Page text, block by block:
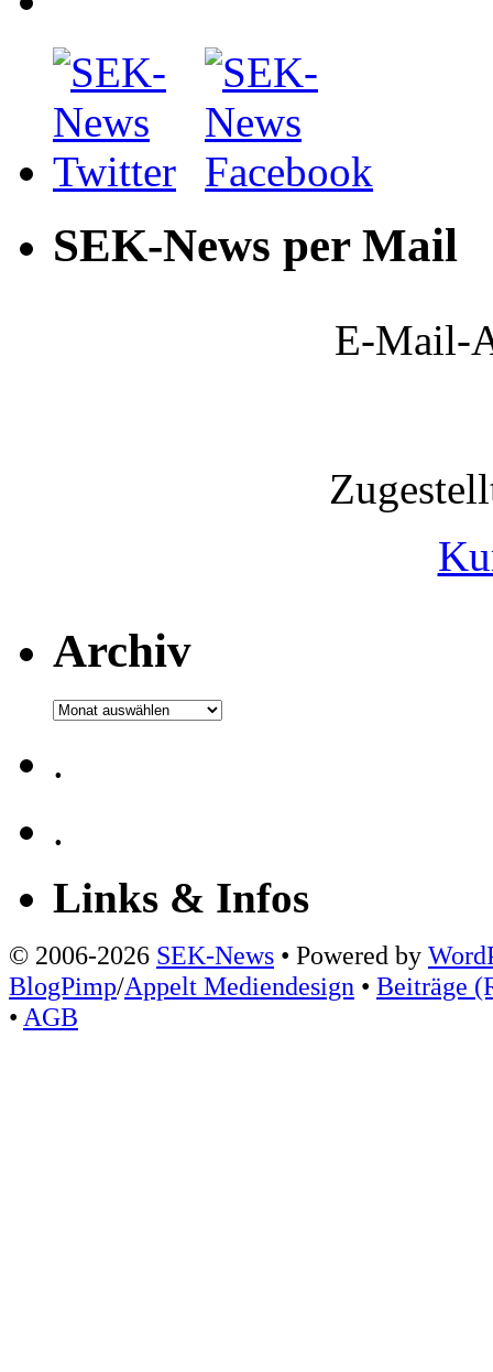
SEK-News per Mail
E-Mail-
Archiv
Archiv
.
.
Links & Infos
© 2006-2026 SEK-News • Powered by
BlogPimp/Appelt Mediendesign • Beiträge
• AGB